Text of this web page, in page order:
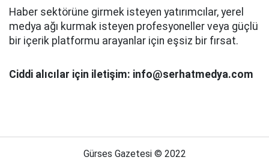
Haber sektörüne girmek isteyen yatırımcılar, yerel
medya ağı kurmak isteyen profesyoneller veya güçlü
bir içerik platformu arayanlar için eşsiz bir fırsat.
Ciddi alıcılar için iletişim: info@serhatmedya.com
Gürses Gazetesi © 2022